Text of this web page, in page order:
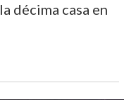
décima casa en